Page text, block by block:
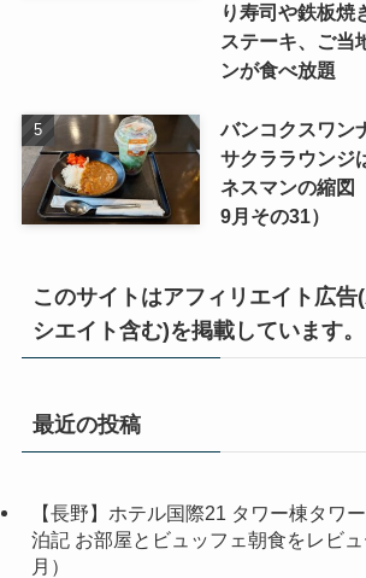
り寿司や鉄板焼
ステーキ、ご当
ンが食べ放題
バンコクスワン
サクララウンジ
ネスマンの縮図
9月その31）
このサイトはアフィリエイト広
シエイト含む)を掲載しています。
最近の投稿
【長野】ホテル国際21 タワー棟タワ
泊記 お部屋とビュッフェ朝食をレビ
月）